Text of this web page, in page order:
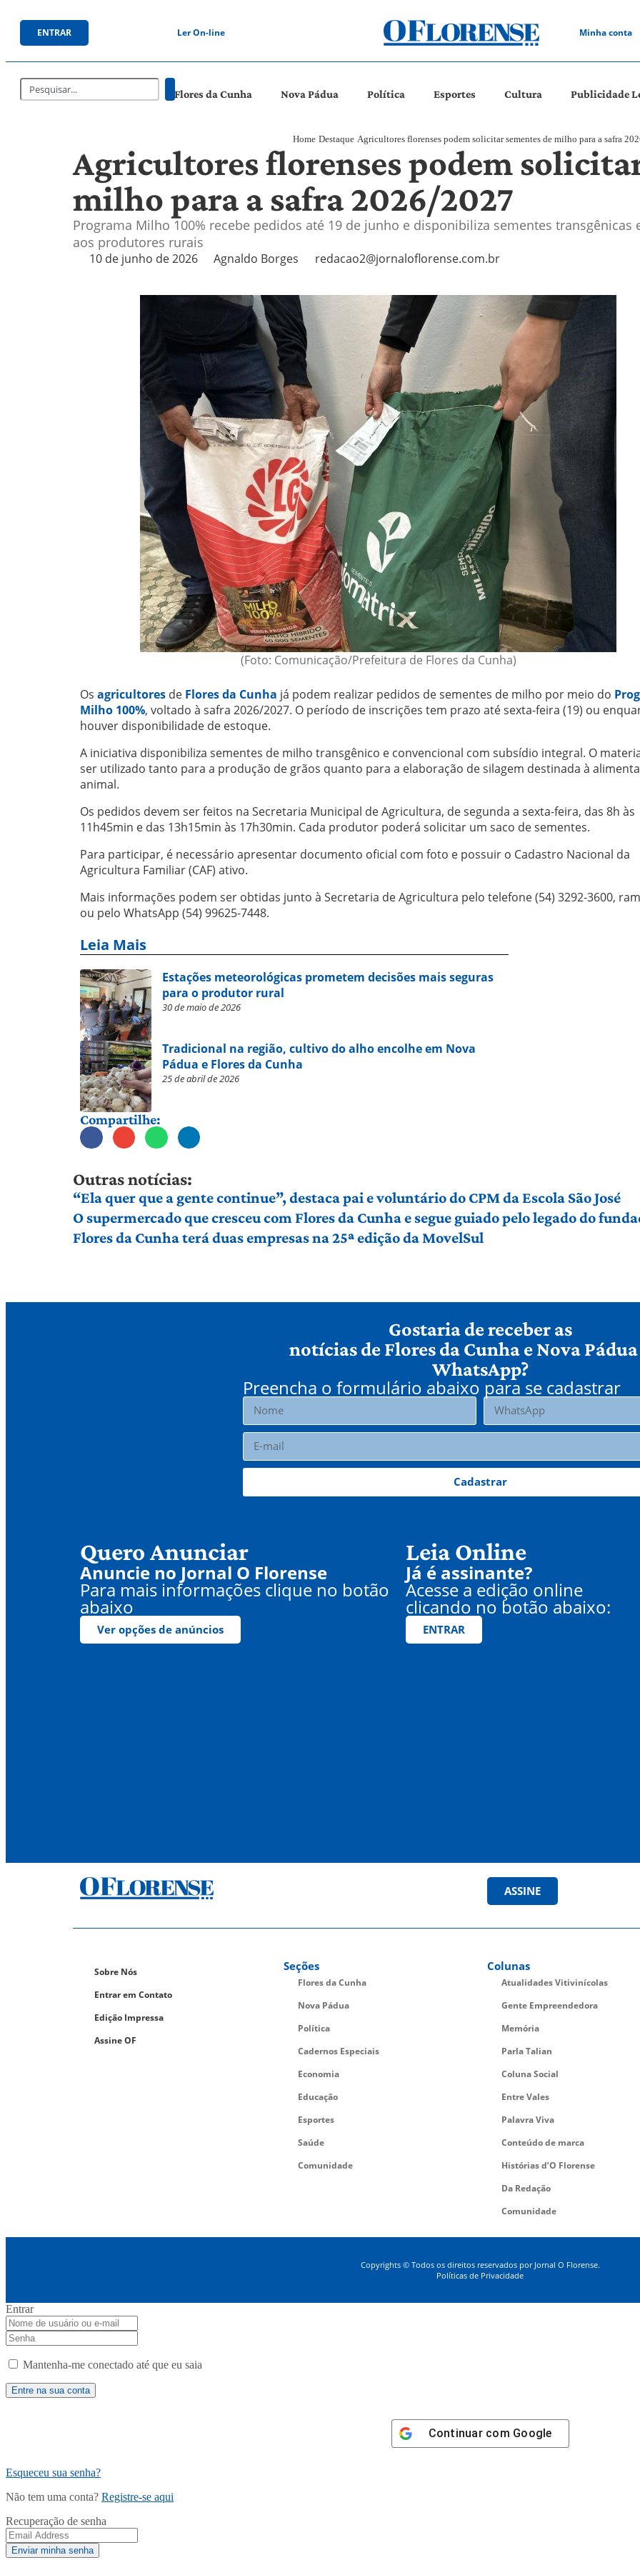
ENTRAR Ler On-line Minha conta
Flores da Cunha Nova Pádua Política Esportes Cultura Publicidade
Home Destaque Agricultores florenses podem solicitar sementes de milho para a safra
Agricultores florenses podem
milho para a safra 2026/2027
Programa Milho 100% recebe pedidos até 19 de junho e disponibiliza sementes
aos produtores rurais
10 de junho de 2026 Agnaldo Borges redacao2@jornaloflorense.com.br
(Foto: Comunicação/Prefeitura de Flores da Cunha)
Os agricultores de Flores da Cunha já podem realizar pedidos de sementes de milho por meio do
Milho 100%, voltado à safra 2026/2027. O período de inscrições tem prazo até sexta-feira (19) ou
houver disponibilidade de estoque.
A iniciativa disponibiliza sementes de milho transgênico e convencional com subsídio integral. O
ser utilizado tanto para a produção de grãos quanto para a elaboração de silagem destinada à
animal.
Os pedidos devem ser feitos na Secretaria Municipal de Agricultura, de segunda a sexta-feira, das 8h às
11h45min e das 13h15min às 17h30min. Cada produtor poderá solicitar um saco de sementes.
Para participar, é necessário apresentar documento oficial com foto e possuir o Cadastro Nacional da
Agricultura Familiar (CAF) ativo.
Mais informações podem ser obtidas junto à Secretaria de Agricultura pelo telefone (54) 3292-3600,
ou pelo WhatsApp (54) 99625-7448.
Leia Mais
Estações meteorológicas prometem decisões mais seguras
para o produtor rural
30 de maio de 2026
Tradicional na região, cultivo do alho encolhe em Nova
Pádua e Flores da Cunha
25 de abril de 2026
Compartilhe:
Outras notícias:
“Ela quer que a gente continue”, destaca pai e voluntário do CPM da Escola São José
O supermercado que cresceu com Flores da Cunha e segue guiado pelo legado do
Flores da Cunha terá duas empresas na 25ª edição da MovelSul
Gostaria de receber as
notícias de Flores da Cunha e Nova
WhatsApp?
Preencha o formulário abaixo para se cadastrar
Cadastrar
Quero Anunciar
Anuncie no Jornal O Florense
Para mais informações clique no botão
abaixo
Ver opções de anúncios
Leia Online
Já é assinante?
Acesse a edição online
clicando no botão abaixo:
ENTRAR
ASSINE
Sobre Nós
Entrar em Contato
Edição Impressa
Assine OF
Seções
Flores da Cunha
Nova Pádua
Política
Cadernos Especiais
Economia
Educação
Esportes
Saúde
Comunidade
Colunas
Atualidades Vitivinícolas
Gente Empreendedora
Memória
Parla Talian
Coluna Social
Entre Vales
Palavra Viva
Conteúdo de marca
Histórias d’O Florense
Da Redação
Comunidade
Copyrights © Todos os direitos reservados por Jornal O Florense.
Políticas de Privacidade
Entrar
Mantenha-me conectado até que eu saia
Continuar com Google
Esqueceu sua senha?
Não tem uma conta? Registre-se aqui
Recuperação de senha